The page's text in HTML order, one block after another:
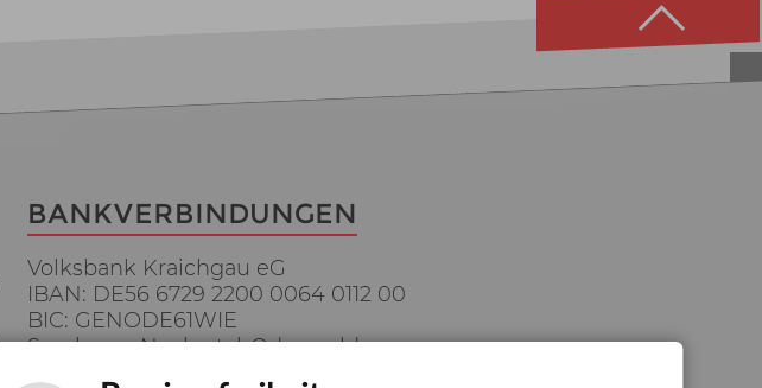
BANKVERBINDUNGEN
Volksbank Kraichgau eG
IBAN: DE56 6729 2200 0064 0112 00
BIC: GENODE61WIE
Sparkasse Neckartal-Odenwald